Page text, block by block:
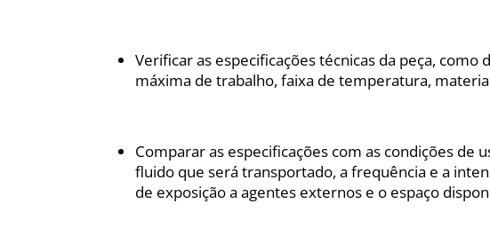
Verificar as especificações técnicas da peça,
máxima de trabalho, faixa de temperatura,
Comparar as especificações com as condições de
fluido que será transportado, a frequência e a
de exposição a agentes externos e o espaço